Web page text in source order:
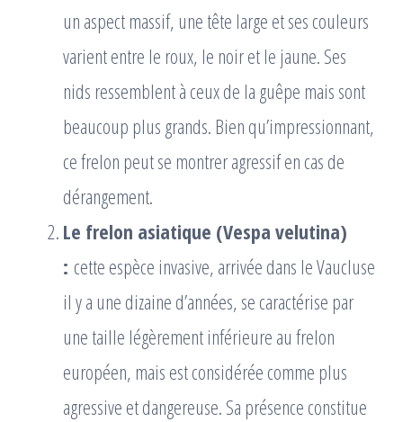
un aspect massif, une tête large et ses couleurs
varient entre le roux, le noir et le jaune. Ses
nids ressemblent à ceux de la guêpe mais sont
beaucoup plus grands. Bien qu’impressionnant,
ce frelon peut se montrer agressif en cas de
dérangement.
Le frelon asiatique (Vespa velutina)
: cette espèce invasive, arrivée dans le Vaucluse
il y a une dizaine d’années, se caractérise par
une taille légèrement inférieure au frelon
européen, mais est considérée comme plus
agressive et dangereuse. Sa présence constitue